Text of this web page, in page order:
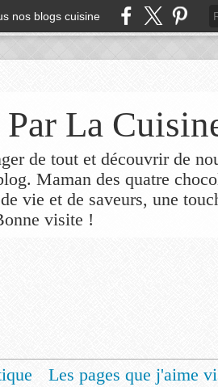
nos blogs cuisine
La
de tout et découvrir de
Maman des quatre
vie et de saveurs, une
visite !
Les pages que j'aime